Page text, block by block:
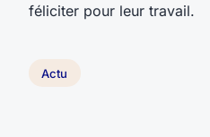
féliciter pour leur travail.
Actu